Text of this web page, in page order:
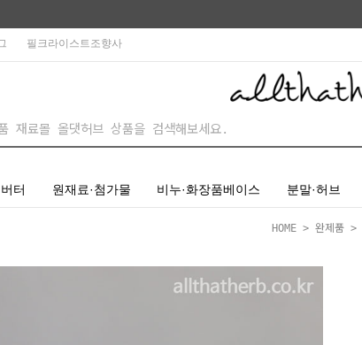
필크라이스트조향사
터 원재료·첨가물 비누·화장품베이스 분말·허브
HOME > 완제품 >